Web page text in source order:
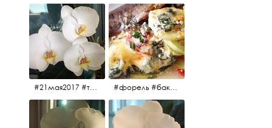
#21мая2017 #трио #цветы #форель #баклажаны #помидоры #завтрак